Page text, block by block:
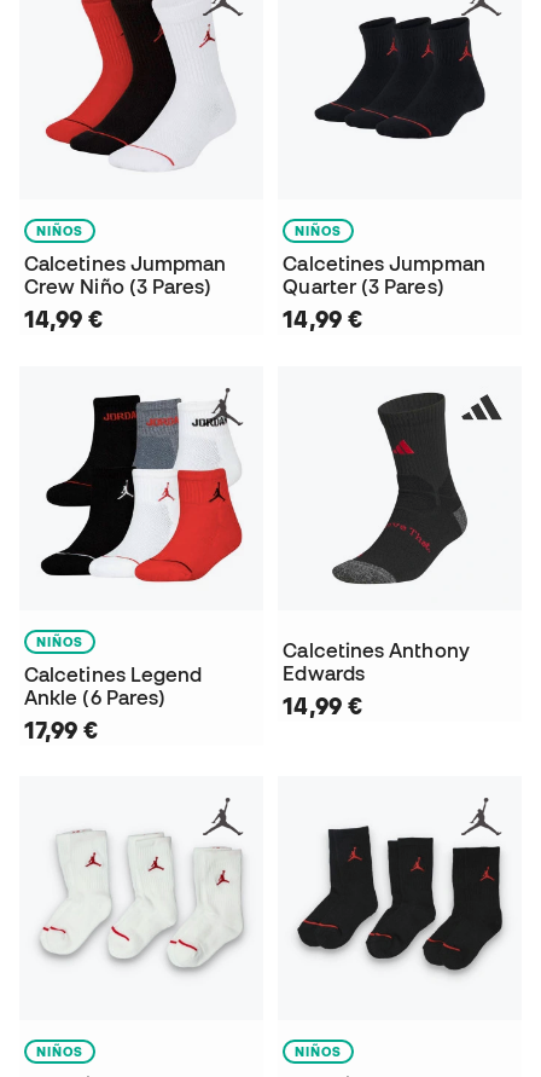
NIÑOS
Calcetines Jumpman
Crew Niño (3 Pares)
14,99 €
NIÑOS
Calcetines Jumpman
Quarter (3 Pares)
14,99 €
NIÑOS
Calcetines Legend
Ankle (6 Pares)
17,99 €
Calcetines Anthony
Edwards
14,99 €
NIÑOS NIÑOS